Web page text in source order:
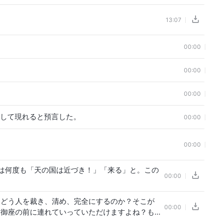
ルから進化したのです。論理的にも十分に証明出来
聖書の言葉は神話や伝説でまともには取れません。
13:07
00:00
00:00
00:00
て現れると預言した。 00:00
00:00
度も「天の国は近づき！」「来る」と。この
00:00
う人を裁き、清め、完全にするのか？そこが
座の前に連れていっていただけますよね？も
00:00